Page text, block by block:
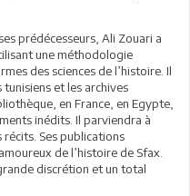
prédécesseurs, Ali Zouari a
une méthodologie
des sciences de l’histoire. Il
et les archives
en France, en Egypte,
inédits. Il parviendra à
Ses publications
de l’histoire de Sfax.
discrétion et un total